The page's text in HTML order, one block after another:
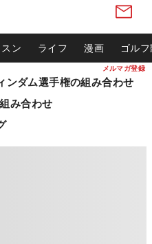
メルマガ登録
ン ライフ 漫画 ゴル
ダム選手権の組み合わせ
み合わせ